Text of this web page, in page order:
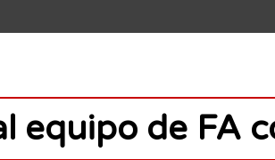
equipo de FA